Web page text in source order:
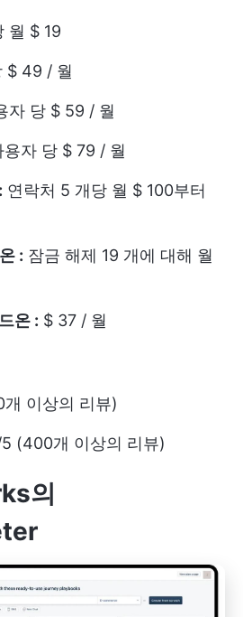
월 $ 19
$ 49 / 월
자 당 $ 59 / 월
용자 당 $ 79 / 월
: 연락처 5 개당 월 $ 100부터
: 잠금 해제 19 개에 대해 월
온 : $ 37 / 월
이상의 리뷰)
(400개 이상의 리뷰)
의